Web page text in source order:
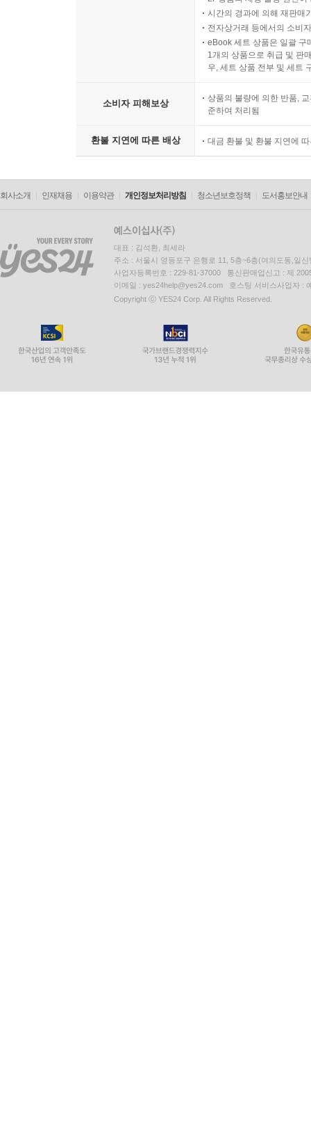
시간의 경과에 의해 재판매
전자상거래 등에서의 소비
eBook 세트 상품은 일괄 구
1개의 상품으로 취급 및 판
우, 세트 상품 전부 및 세트
소비자 피해보상
상품의 불량에 의한 반품,
준하여 처리됨
환불 지연에 따른 배상 대금 환불 및 환불 지연에
회사소개 인재채용 이용약관 개인정보처리방침 청소년보호정책 도서홍보안내
대표 : 김석환, 최세라
주소 : 서울시 영등포구 은행로 11, 5층~6층(여의도동,일신
사업자등록번호 : 229-81-37000 통신판매업신고 : 제
이메일 : yes24help@yes24.com 호스팅 서비스사업자 :
Copyright ⓒ YES24 Corp. All Rights Reserved.